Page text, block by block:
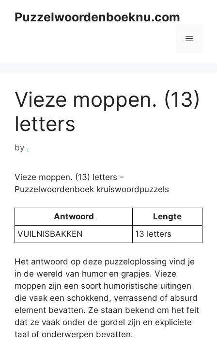
Puzzelwoordenboeknu.com
Menu
Vieze moppen. (13)
letters
by .
Vieze moppen. (13) letters –
Puzzelwoordenboek kruiswoordpuzzels
Antwoord
Lengte
VUILNISBAKKEN
13 letters
Het antwoord op deze puzzeloplossing vind je
in de wereld van humor en grapjes. Vieze
moppen zijn een soort humoristische uitingen
die vaak een schokkend, verrassend of absurd
element bevatten. Ze staan bekend om het feit
dat ze vaak onder de gordel zijn en expliciete
taal of onderwerpen bevatten.